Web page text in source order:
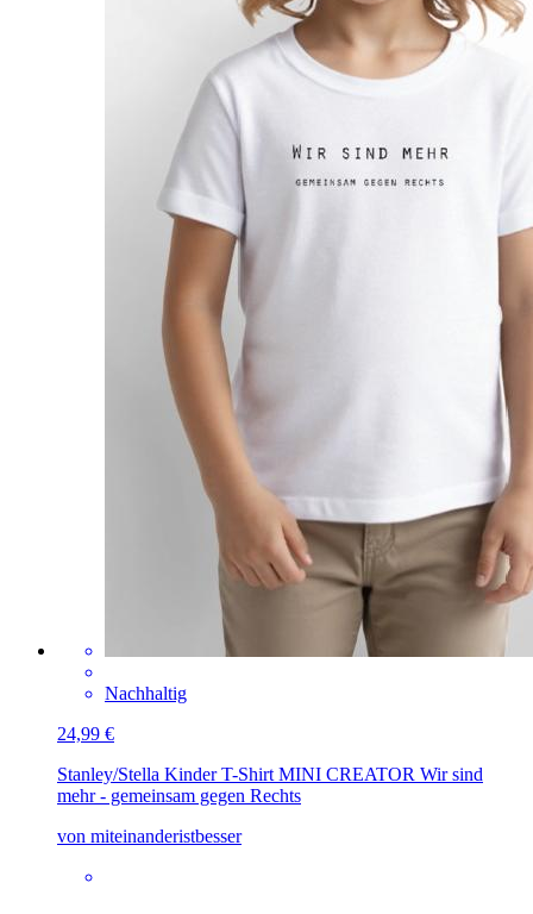
Nachhaltig
24,99 €
Stanley/Stella Kinder T-Shirt MINI CREATOR Wir sind
mehr - gemeinsam gegen Rechts
von miteinanderistbesser